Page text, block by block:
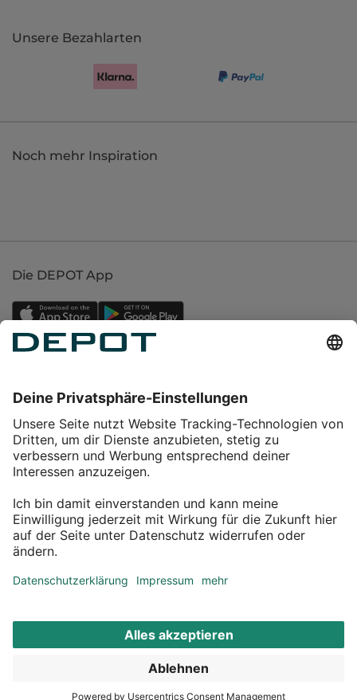
Unsere Bezahlarten
Noch mehr Inspiration
Die DEPOT App
Service
Über DEPOT
Kontakt
Aktionsbedingungen